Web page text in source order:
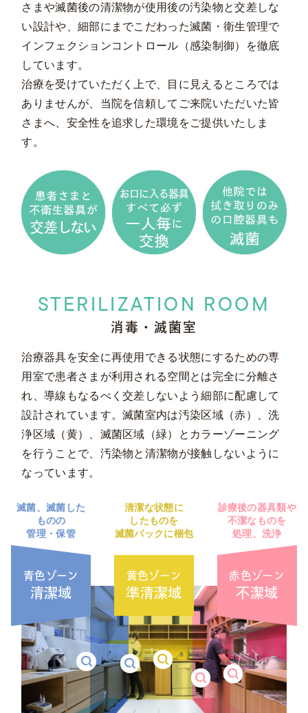
さまや滅菌後の清潔物が使用後の汚染物と交差しな
い設計や、細部にまでこだわった滅菌・衛生管理で
インフェクションコントロール（感染制御）を徹底
しています。
治療を受けていただく上で、目に見えるところでは
ありませんが、当院を信頼してご来院いただいた皆
さまへ、安全性を追求した環境をご提供いたしま
す。
STERILIZATION ROOM
消毒・滅菌室
治療器具を安全に再使用できる状態にするための専
用室で患者さまが利用される空間とは完全に分離さ
れ、導線もなるべく交差しないよう細部に配慮して
設計されています。滅菌室内は汚染区域（赤）、洗
浄区域（黄）、滅菌区域（緑）とカラーゾーニング
を行うことで、汚染物と清潔物が接触しないように
なっています。
滅菌、滅菌した
ものの
管理・保管
青色ゾーン
清潔域
清潔な状態に
したものを
滅菌パックに梱包
黄色ゾーン
準清潔域
診療後の器具類や
不潔なものを
処理、洗浄
赤色ゾーン
不潔域